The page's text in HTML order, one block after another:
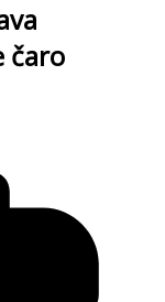
čaro